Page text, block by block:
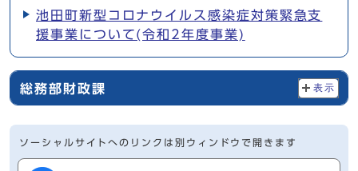
池田町新型コロナウイルス感染症対策緊急支
援事業について(令和2年度事業)
総務部財政課 表示
ソーシャルサイトへのリンクは別ウィンドウで開きます